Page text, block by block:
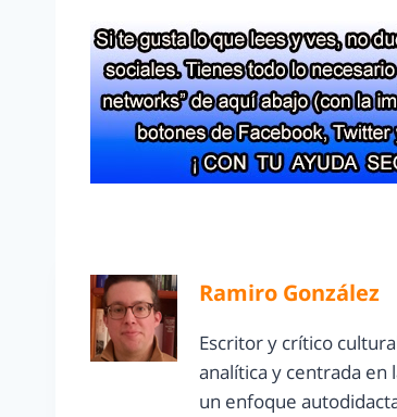
Ramiro González
Escritor y crítico
analítica y centrada
un enfoque